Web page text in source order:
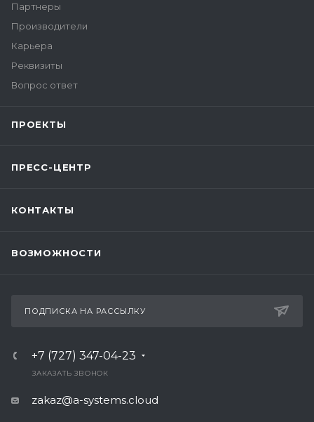
Партнеры
Производители
Карьера
Реквизиты
Вопрос ответ
ПРОЕКТЫ
ПРЕСС-ЦЕНТР
КОНТАКТЫ
ВОЗМОЖНОСТИ
ПОДПИСКА НА РАССЫЛКУ
+7 (727) 347-04-23
ЗАКАЗАТЬ ЗВОНОК
zakaz@a-systems.cloud